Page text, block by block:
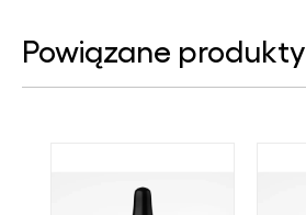
Powiązane produkty